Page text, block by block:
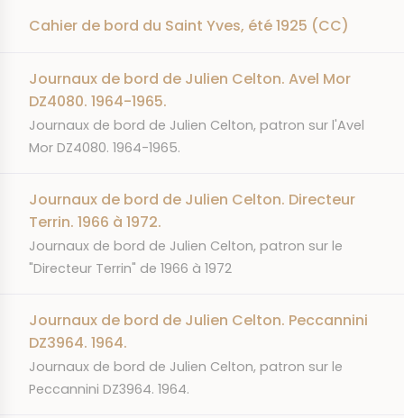
Cahier de bord du Saint Yves, été 1925 (CC)
Journaux de bord de Julien Celton. Avel Mor
DZ4080. 1964-1965.
RÉSUMÉ
Journaux de bord de Julien Celton, patron sur l'Avel
Mor DZ4080. 1964-1965.
Journaux de bord de Julien Celton. Directeur
Terrin. 1966 à 1972.
RÉSUMÉ
Journaux de bord de Julien Celton, patron sur le
"Directeur Terrin" de 1966 à 1972
Journaux de bord de Julien Celton. Peccannini
DZ3964. 1964.
RÉSUMÉ
Journaux de bord de Julien Celton, patron sur le
Peccannini DZ3964. 1964.